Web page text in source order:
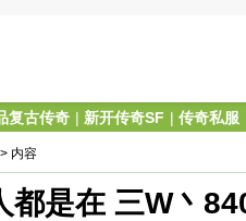
复古传奇 | 新开传奇SF | 传奇私服
内容
都是在 三W丶